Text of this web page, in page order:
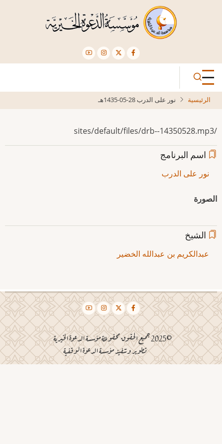
الرئيسية نور على الدرب 28-05-1435هـ
/sites/default/files/drb--14350528.mp3
اسم البرنامج
نور على الدرب
الصورة
الشيخ
عبدالكريم بن عبدالله الخضير
©2025 جميع الحقوق محفوظة مؤسسة الدعوة الخيرية
تطوير وتنفيذ مؤسسة الدعوة الوقفية